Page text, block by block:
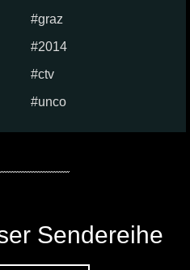
graz
2014
ctv
unco
Sendereihe